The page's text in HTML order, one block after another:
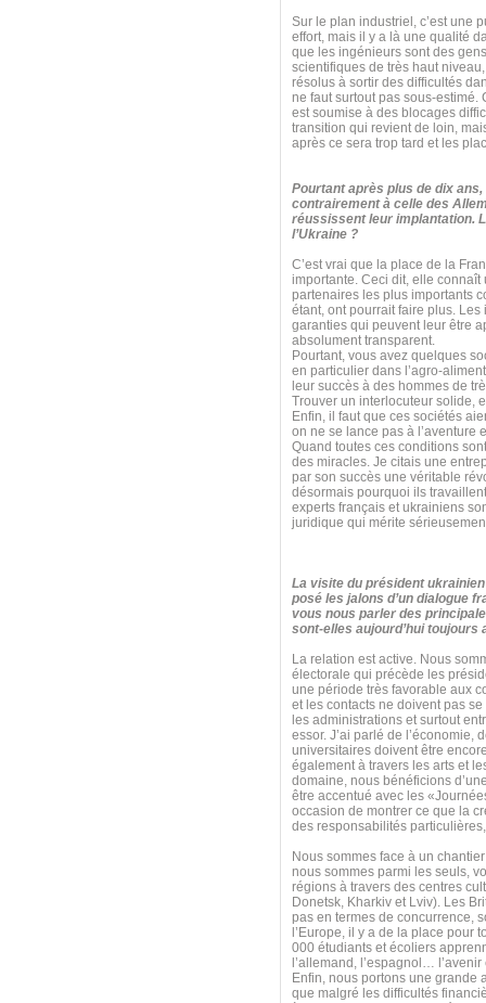
Sur le plan industriel, c’est une
effort, mais il y a là une qualité
que les ingénieurs sont des
scientifiques de très haut
résolus à sortir des difficultés
ne faut surtout pas sous-
est soumise à des blocages
transition qui revient de loin,
après ce sera trop tard et les
Pourtant après plus de dix
contrairement à celle des
réussissent leur implantation.
l’Ukraine ?
C’est vrai que la place de la
importante. Ceci dit, elle
partenaires les plus importants
étant, ont pourrait faire plus.
garanties qui peuvent leur être
absolument transparent.
Pourtant, vous avez quelques
en particulier dans l’agro-
leur succès à des hommes de
Trouver un interlocuteur solide,
Enfin, il faut que ces sociétés
on ne se lance pas à l’aventure
Quand toutes ces conditions
des miracles. Je citais une
par son succès une véritable
désormais pourquoi ils
experts français et ukrainiens
juridique qui mérite
La visite du président
posé les jalons d’un dialogue
vous nous parler des
sont-elles aujourd’hui toujours
La relation est active. Nous
électorale qui précède les
une période très favorable aux
et les contacts ne doivent pas
les administrations et surtout
essor. J’ai parlé de l’économie,
universitaires doivent être
également à travers les arts et
domaine, nous bénéficions
être accentué avec les
occasion de montrer ce que la
des responsabilités
Nous sommes face à un
nous sommes parmi les seuls,
régions à travers des centres
Donetsk, Kharkiv et Lviv). Les
pas en termes de concurrence,
l’Europe, il y a de la place pour
000 étudiants et écoliers
l’allemand, l’espagnol…
Enfin, nous portons une grande
que malgré les difficultés